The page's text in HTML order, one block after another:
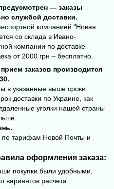
— заказы
службой доставки.
компанией "Новая
со склада в Ивано-
компании по доставке
от 2000 грн – бесплатно.
заказов производится
в указанные выше сроки
доставки по Украине, как
уголки нашей страны
по тарифам Новой Почты и
оформления заказа:
покупки были удобными,
вариантов расчета: